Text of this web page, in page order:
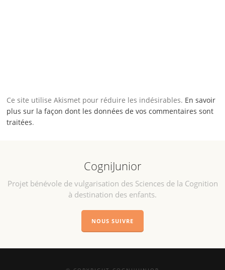
Ce site utilise Akismet pour réduire les indésirables. En savoir
plus sur la façon dont les données de vos commentaires sont
traitées.
CogniJunior
Projet bénévole de vulgarisation des Sciences de la Cognition
à destination des enfants.
NOUS SUIVRE